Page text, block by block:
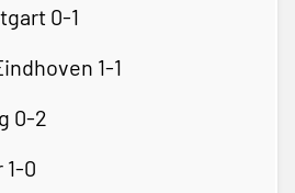
0-1
1-1
0-2
1-0